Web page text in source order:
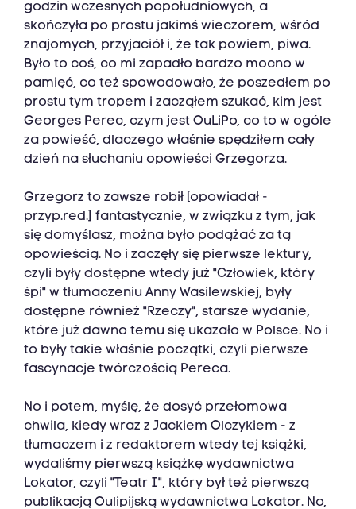
godzin wczesnych popołudniowych, a
skończyła po prostu jakimś wieczorem, wśród
znajomych, przyjaciół i, że tak powiem, piwa.
Było to coś, co mi zapadło bardzo mocno w
pamięć, co też spowodowało, że poszedłem po
prostu tym tropem i zacząłem szukać, kim jest
Georges Perec, czym jest OuLiPo, co to w ogóle
za powieść, dlaczego właśnie spędziłem cały
dzień na słuchaniu opowieści Grzegorza.
Grzegorz to zawsze robił [opowiadał -
przyp.red.] fantastycznie, w związku z tym, jak
się domyślasz, można było podążać za tą
opowieścią. No i zaczęły się pierwsze lektury,
czyli były dostępne wtedy już "Człowiek, który
śpi" w tłumaczeniu Anny Wasilewskiej, były
dostępne również "Rzeczy", starsze wydanie,
które już dawno temu się ukazało w Polsce. No i
to były takie właśnie początki, czyli pierwsze
fascynacje twórczością Pereca.
No i potem, myślę, że dosyć przełomowa
chwila, kiedy wraz z Jackiem Olczykiem - z
tłumaczem i z redaktorem wtedy tej książki,
wydaliśmy pierwszą książkę wydawnictwa
Lokator, czyli "Teatr I", który był też pierwszą
publikacją Oulipijską wydawnictwa Lokator. No,